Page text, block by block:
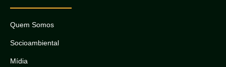
Quem Somos
Socioambiental
Mídia